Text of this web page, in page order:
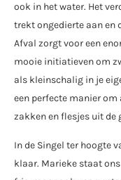
ook in het water. Het
trekt ongedierte aan en
Afval zorgt voor een
mooie initiatieven om
als kleinschalig in je
een perfecte manier
zakken en flesjes uit de
In de Singel ter hoogte
klaar. Marieke staat